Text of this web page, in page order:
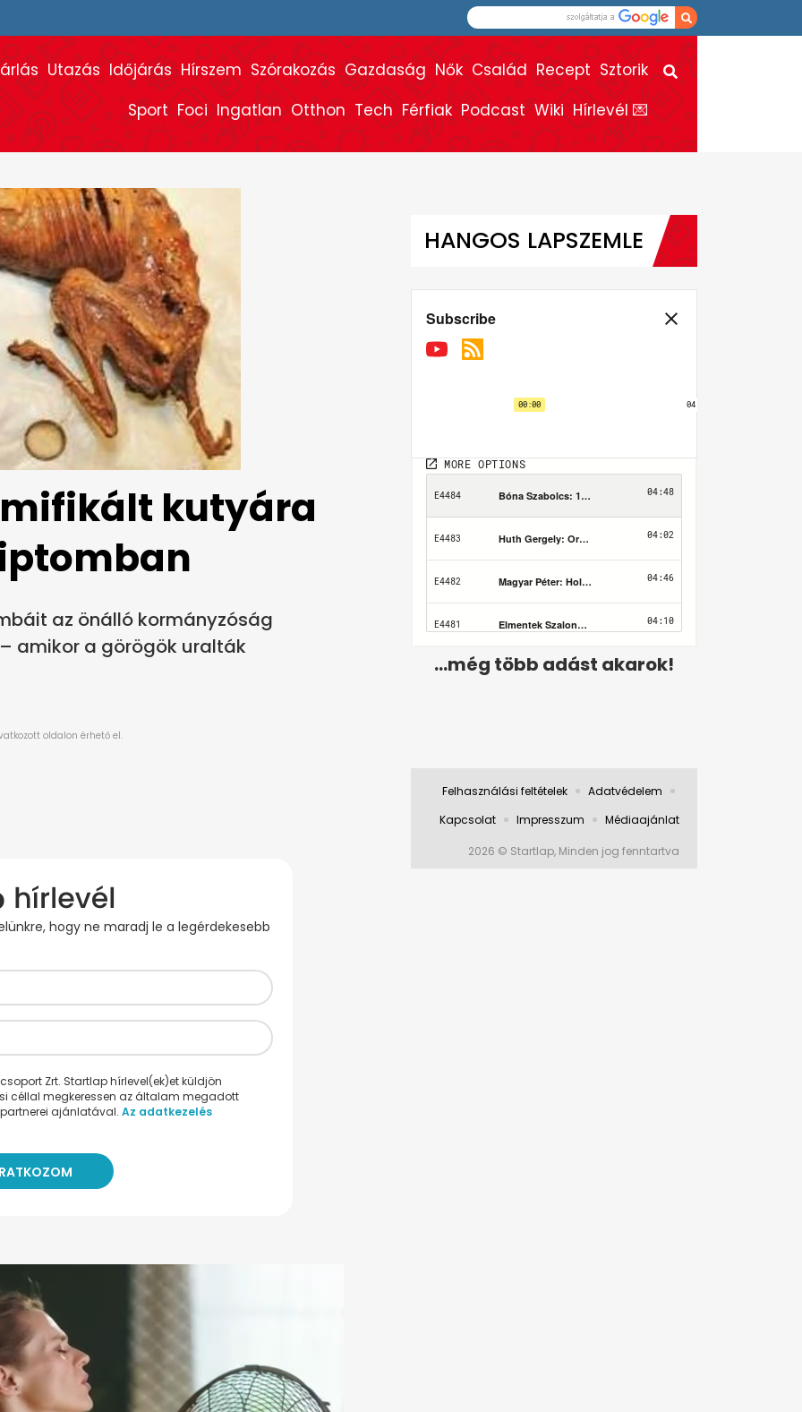
Utazás Időjárás Hírszem Szórakozás Gazdaság Nők Család Recept Sztorik
Sport Foci Ingatlan Otthon Tech Férfiak Podcast Wiki Hírlevél 💌
kutyára
az önálló kormányzóság
amikor a görögök uralták
hogy ne maradj le a legérdekesebb
Zrt. Startlap hírlevel(ek)et küldjön
céllal megkeressen az általam megadott
ajánlatával. Az adatkezelés
HANGOS LAPSZEMLE
...még több adást akarok!
Felhasználási feltételek
Adatvédelem
Kapcsolat
Impresszum Médiaajánlat
2026 © Startlap, Minden jog fenntartva